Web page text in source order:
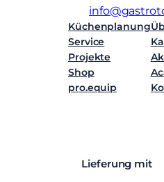
Küchenplanung
Service
Projekte
Shop
pro.equip
Lieferung mit